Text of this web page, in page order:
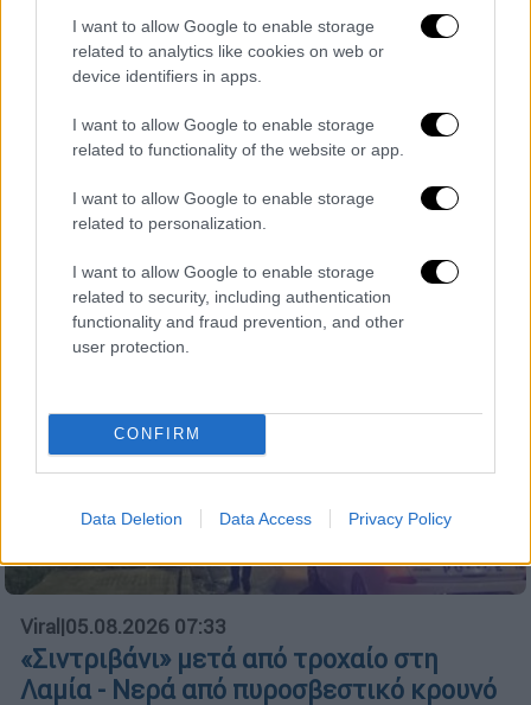
I want to allow Google to enable storage
related to analytics like cookies on web or
device identifiers in apps.
I want to allow Google to enable storage
related to functionality of the website or app.
I want to allow Google to enable storage
related to personalization.
I want to allow Google to enable storage
related to security, including authentication
functionality and fraud prevention, and other
user protection.
CONFIRM
Data Deletion Data Access Privacy Policy
05.08.2026 08:03
Μια πολύ ξεχωριστή Τετάρτη: Τι πολύ
σπάνιο θα συμβεί στον ουρανό στις 12
Αυγούστου
Και τι δεν θα συμβεί παρά τις θεωρίες
συνωμοσίας...
Viral |05.08.2026 07:33
«Σιντριβάνι» μετά από τροχαίο στη
Λαμία - Νερά από πυροσβεστικό κρουνό